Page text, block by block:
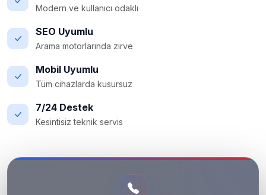
Modern ve kullanıcı odaklı
SEO Uyumlu
Arama motorlarında zirve
Mobil Uyumlu
Tüm cihazlarda kusursuz
7/24 Destek
Kesintisiz teknik servis